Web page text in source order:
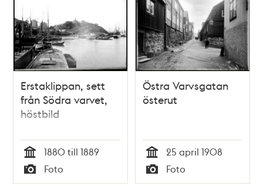
Erstaklippan, sett
från Södra varvet,
höstbild
Tid
1880 till 1889
Typ
Foto
Östra Varvsgatan
österut
Tid
25 april 1908
Typ
Foto